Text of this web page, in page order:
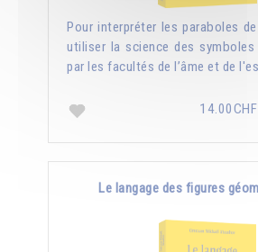
Pour interpréter les paraboles
utiliser la science des
par les facultés de l’âme et de
14.00CHF
Le langage des figures